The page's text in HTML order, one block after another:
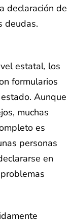
declaración de
deudas.
estatal, los
formularios
Aunque
muchas
es
personas
en